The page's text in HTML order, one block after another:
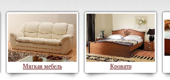
Мягкая мебель Кровати